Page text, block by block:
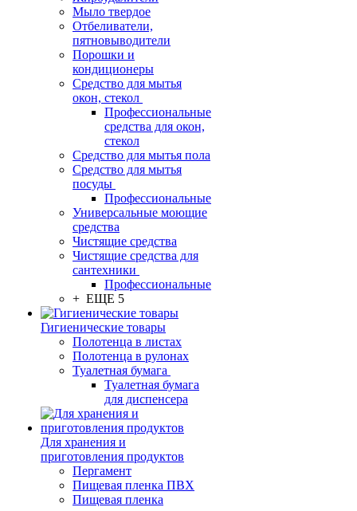
Мыло твердое
Отбеливатели,
пятновыводители
Порошки и
кондиционеры
Средство для мытья
окон, стекол
Профессиональные
средства для окон,
стекол
Средство для мытья пола
Средство для мытья
посуды
Профессиональные
Универсальные моющие
средства
Чистящие средства
Чистящие средства для
сантехники
Профессиональные
+ ЕЩЕ 5
Гигиенические товары
Полотенца в листах
Полотенца в рулонах
Туалетная бумага
Туалетная бумага
для диспенсера
Для хранения и
приготовления продуктов
Пергамент
Пищевая пленка ПВХ
Пищевая пленка